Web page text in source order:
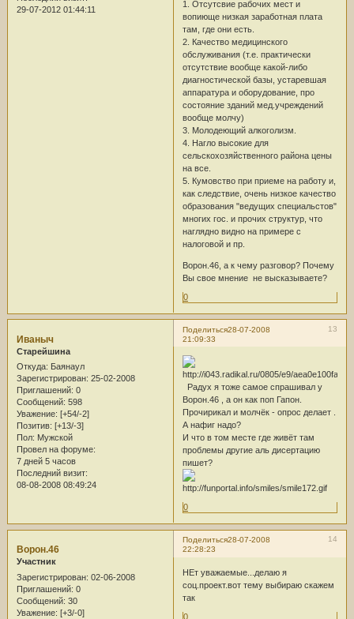
29-07-2012 01:44:11
1. Отсутсвие рабочих мест и
вопиюще низкая заработная плата
там, где они есть.
2. Качество медицинского
обслуживания (т.е. практически
отсутствие вообще какой-либо
диагностической базы, устаревшая
аппаратура и оборудование, про
состояние зданий мед.учреждений
вообще молчу)
3. Молодеющий алкоголизм.
4. Нагло высокие для
сельскохозяйственного района цены
на все.
5. Кумовство при приеме на работу и,
как следствие, очень низкое качество
образования "ведущих специальстов"
многих гос. и прочих структур, что
наглядно видно на примере с
налоговой и пр.
Ворон.46, а к чему разговор? Почему
Вы свое мнение не высказываете?
0
Поделиться 13
28-07-2008
21:09:33
Иваныч
Старейшина
Откуда: Баянаул
Зарегистрирован: 25-02-2008
Приглашений: 0
Сообщений: 598
Уважение: [+54/-2]
Позитив: [+13/-3]
Пол: Мужской
Провел на форуме:
7 дней 5 часов
Последний визит:
08-08-2008 08:49:24
Радух я тоже самое спрашивал у
Ворон.46 , а он как поп Гапон.
Прочирикал и молчёк - опрос делает .
А нафиг надо?
И что в том месте где живёт там
проблемы другие аль дисертацию
пишет?
0
Поделиться 14
28-07-2008
22:28:23
Ворон.46
Участник
Зарегистрирован: 02-06-2008
Приглашений: 0
Сообщений: 30
Уважение: [+3/-0]
НЕт уважаемые...делаю я
соц.проект.вот тему выбираю скажем
так
0